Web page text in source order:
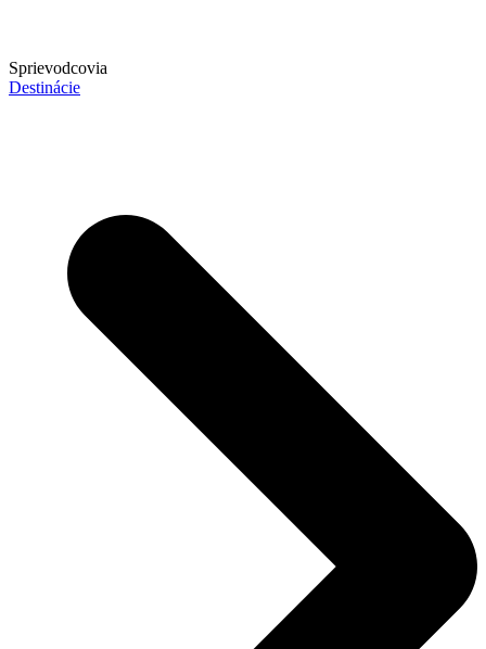
Sprievodcovia
Destinácie